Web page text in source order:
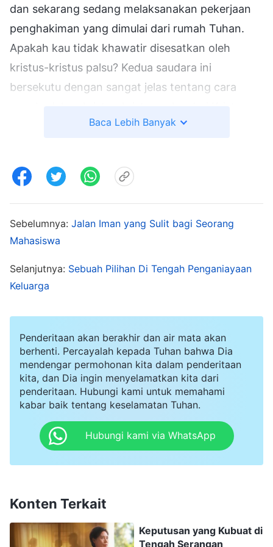
dan sekarang sedang melaksanakan pekerjaan
penghakiman yang dimulai dari rumah Tuhan.
Apakah kau tidak khawatir disesatkan oleh
kristus-kristus palsu? Kedua saudara ini
bersekutu dengan sangat jelas tentang cara
yang sejati. Kau harus mendengarkan mereka!"
saudara itu membacakan firman Tuhan Yang
Mahakuasa kepadanya, dan bersekutu tentang
kebenaran tentang cara membedakan antara
kristus-kristus palsu dan Kristus yang sejati. Tak
disangka, Pendeta Liu berkata dengan tidak
sabar, "Berhenti bicara! Sekalipun aku
memahaminya, aku tidak mau menerimanya!
menerimanya! Kau ingin aku mendengarkan
khotbahmu? Aku telah bekerja dan berkhotbah
di gereja selama bertahun-tahun. Aku juga telah
pergi ke mana-mana untuk menghadiri
pertemuan dan belajar. Setiap tahun, aku pergi
ke seminari selama beberapa bulan untuk belajar
lebih jauh. Apakah maksudmu ini semua sia-sia?"
gereja. Semua orang percaya ini telah
berdoadi sana. Gereja itu memintaku pergi dan
Baca Lebih Banyak
Sebelumnya: Jalan Iman yang Sulit bagi Seorang
Mahasiswa
Selanjutnya: Sebuah Pilihan Di Tengah Penganiayaan
Keluarga
Penderitaan akan berakhir dan air mata akan
berhenti. Percayalah kepada Tuhan bahwa Dia
mendengar permohonan kita dalam penderitaan
kita, dan Dia ingin menyelamatkan kita dari
penderitaan. Hubungi kami untuk memahami
kabar baik tentang keselamatan Tuhan.
Hubungi kami via WhatsApp
Konten Terkait
Keputusan yang Kubuat di
Tengah Serangan